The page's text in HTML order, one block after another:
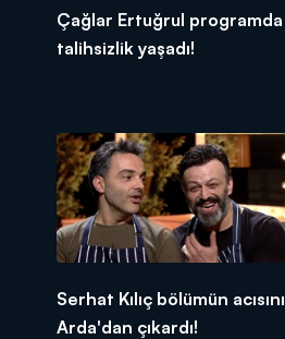
Çağlar Ertuğrul programda
talihsizlik yaşadı!
Serhat Kılıç bölümün acısını
Arda'dan çıkardı!